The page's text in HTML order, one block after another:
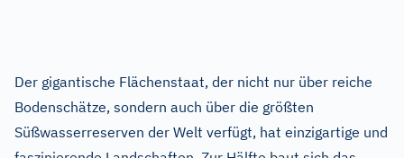
Der gigantische Flächenstaat, der nicht nur über reiche
Bodenschätze, sondern auch über die größten
Süßwasserreserven der Welt verfügt, hat einzigartige und